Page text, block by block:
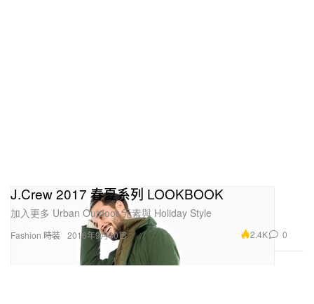
Fashion 時裝
J.Crew 2017 春夏系列 LOOKBOOK
加入更多 Urban Outdoor 元素與 Holiday Style
2016年9月30日 2.4K 0